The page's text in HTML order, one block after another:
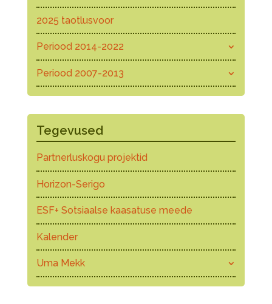
2025 taotlusvoor
Periood 2014-2022
Periood 2007-2013
Tegevused
Partnerluskogu projektid
Horizon-Serigo
ESF+ Sotsiaalse kaasatuse meede
Kalender
Uma Mekk